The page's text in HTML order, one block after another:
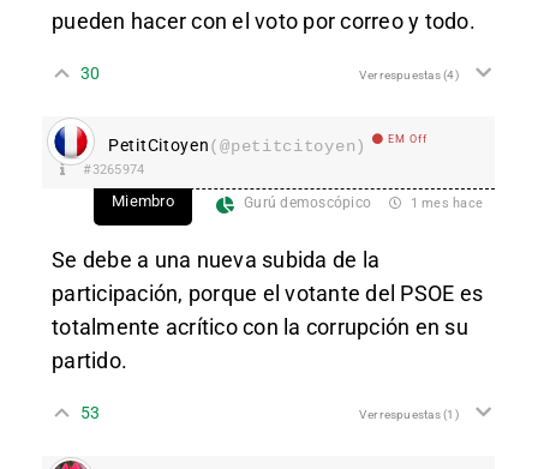
pueden hacer con el voto por correo y todo.
30 Ver respuestas(4)
PetitCitoyen(@petitcitoyen) EM Off
#3265974
Miembro Gurú demoscópico 1 mes hace
Se debe a una nueva subida de la
participación, porque el votante del PSOE es
totalmente acrítico con la corrupción en su
partido.
53 Ver respuestas(1)